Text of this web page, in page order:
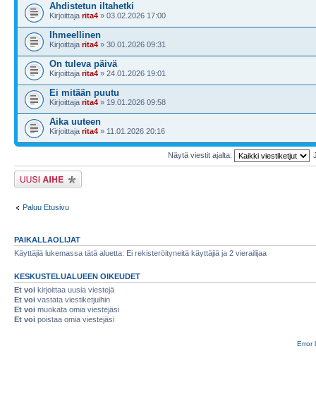
Ahdistetun iltahetki
Kirjoittaja rita4 » 03.02.2026 17:00
Ihmeellinen
Kirjoittaja rita4 » 30.01.2026 09:31
On tuleva päivä
Kirjoittaja rita4 » 24.01.2026 19:01
Ei mitään puutu
Kirjoittaja rita4 » 19.01.2026 09:58
Aika uuteen
Kirjoittaja rita4 » 11.01.2026 20:16
Näytä viestit ajalta:
Lähetä uusi viesti
Paluu Etusivu
PAIKALLAOLIJAT
Käyttäjiä lukemassa tätä aluetta: Ei rekisteröityneitä käyttäjiä ja 2 vierailijaa
KESKUSTELUALUEEN OIKEUDET
Et voi kirjoittaa uusia viestejä
Et voi vastata viestiketjuihin
Et voi muokata omia viestejäsi
Et voi poistaa omia viestejäsi
Error